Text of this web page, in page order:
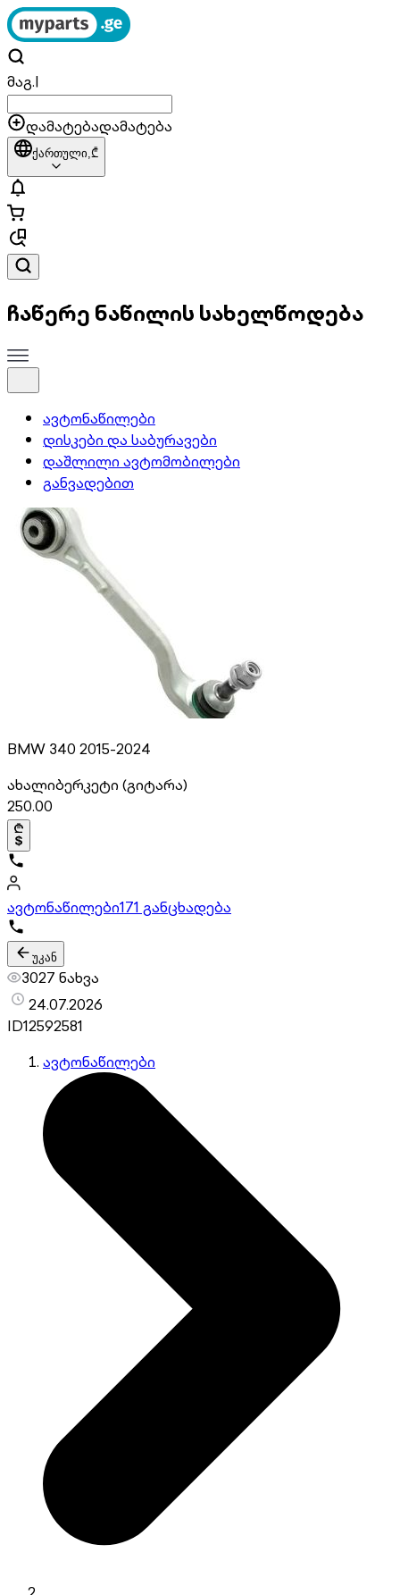
მაგ.|
დამატებადამატება
ქართული,₾
ჩაწერე ნაწილის სახელწოდება
ავტონაწილები
დისკები და საბურავები
დაშლილი ავტომობილები
განვადებით
BMW 340 2015-2024
ახალიბერკეტი (გიტარა)
250.00
ავტონაწილები171 განცხადება
უკან
3027 ნახვა
24.07.2026
ID12592581
ავტონაწილები